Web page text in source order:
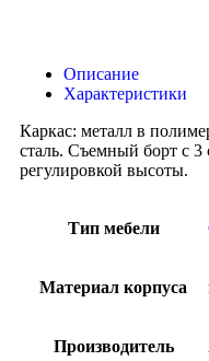
Описание
Характеристики
Каркас: металл в
сталь. Съемный борт с
регулировкой высоты.
Тип мебели
Материал корпуса
Производитель